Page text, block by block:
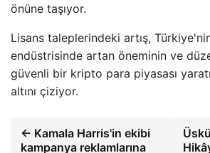
önüne taşıyor.
Lisans taleplerindeki artış,
endüstrisinde artan öneminin ve
güvenli bir kripto para piyasası
altını çiziyor.
← Kamala Harris'in ekibi
kampanya reklamlarına